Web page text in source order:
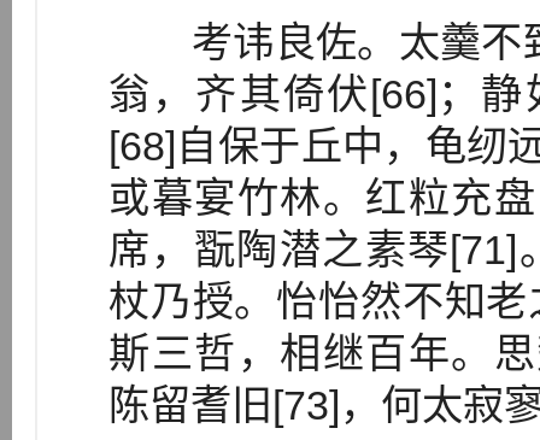
考讳良佐。太羹不
翁，齐其倚伏[66]；
[68]自保于丘中，龟纫
或暮宴竹林。红粒充
席，翫陶潜之素琴[71]
杖乃授。怡怡然不知
斯三哲，相继百年。
陈留耆旧[73]，何太寂